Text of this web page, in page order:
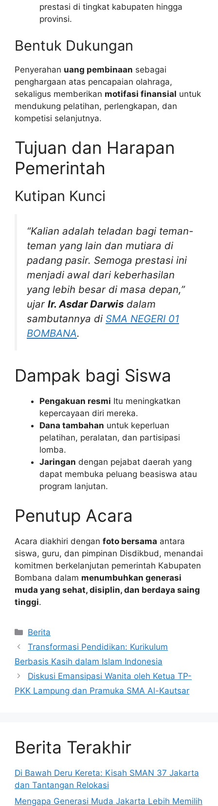
prestasi di tingkat kabupaten hingga
provinsi.
Bentuk Dukungan
Penyerahan uang pembinaan sebagai
penghargaan atas pencapaian olahraga,
sekaligus memberikan motifasi finansial untuk
mendukung pelatihan, perlengkapan, dan
kompetisi selanjutnya.
Tujuan dan Harapan
Pemerintah
Kutipan Kunci
“Kalian adalah teladan bagi teman-
teman yang lain dan mutiara di
padang pasir. Semoga prestasi ini
menjadi awal dari keberhasilan
yang lebih besar di masa depan,”
ujar Ir. Asdar Darwis dalam
sambutannya di SMA NEGERI 01
BOMBANA.
Dampak bagi Siswa
Pengakuan resmi Itu meningkatkan
kepercayaan diri mereka.
Dana tambahan untuk keperluan
pelatihan, peralatan, dan partisipasi
lomba.
Jaringan dengan pejabat daerah yang
dapat membuka peluang beasiswa atau
program lanjutan.
Penutup Acara
Acara diakhiri dengan foto bersama antara
siswa, guru, dan pimpinan Disdikbud, menandai
komitmen berkelanjutan pemerintah Kabupaten
Bombana dalam menumbuhkan generasi
muda yang sehat, disiplin, dan berdaya saing
tinggi.
Kategori
Berita
Transformasi Pendidikan: Kurikulum
Berbasis Kasih dalam Islam Indonesia
Diskusi Emansipasi Wanita oleh Ketua TP-
PKK Lampung dan Pramuka SMA Al-Kautsar
Berita Terakhir
Di Bawah Deru Kereta: Kisah SMAN 37 Jakarta
dan Tantangan Relokasi
Mengapa Generasi Muda Jakarta Lebih Memilih